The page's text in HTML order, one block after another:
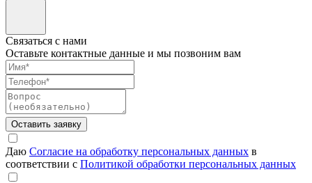
Связаться с нами
Оставьте контактные данные и мы позвоним вам
Оставить заявку
Даю Согласие на обработку персональных данных в
соответствии с Политикой обработки персональных данных